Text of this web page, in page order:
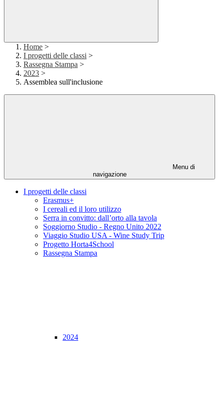
Home >
I progetti delle classi >
Rassegna Stampa >
2023 >
Assemblea sull'inclusione
Menu di
navigazione
I progetti delle classi
Erasmus+
I cereali ed il loro utilizzo
Serra in convitto: dall’orto alla tavola
Soggiorno Studio - Regno Unito 2022
Viaggio Studio USA - Wine Study Trip
Progetto Horta4School
Rassegna Stampa
2024